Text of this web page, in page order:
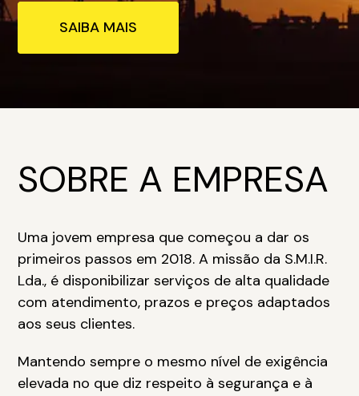
SAIBA MAIS
SOBRE A EMPRESA
Uma jovem empresa que começou a dar os
primeiros passos em 2018. A missão da S.M.I.R.
Lda., é disponibilizar serviços de alta qualidade
com atendimento, prazos e preços adaptados
aos seus clientes.
Mantendo sempre o mesmo nível de exigência
elevada no que diz respeito à segurança e à